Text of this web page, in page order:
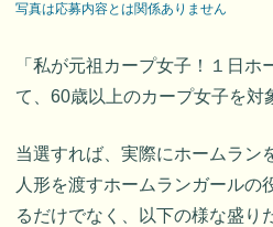
写真は応募内容とは関係ありません
「私が元祖カープ女子！１日
て、60歳以上のカープ女子を対
当選すれば、実際にホームラン
人形を渡すホームランガールの
るだけでなく、以下の様な盛り